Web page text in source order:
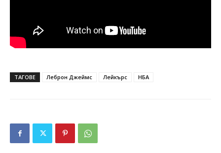
ТАГОВЕ Леброн Джеймс Лейкърс НБА